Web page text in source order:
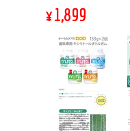
¥1,899